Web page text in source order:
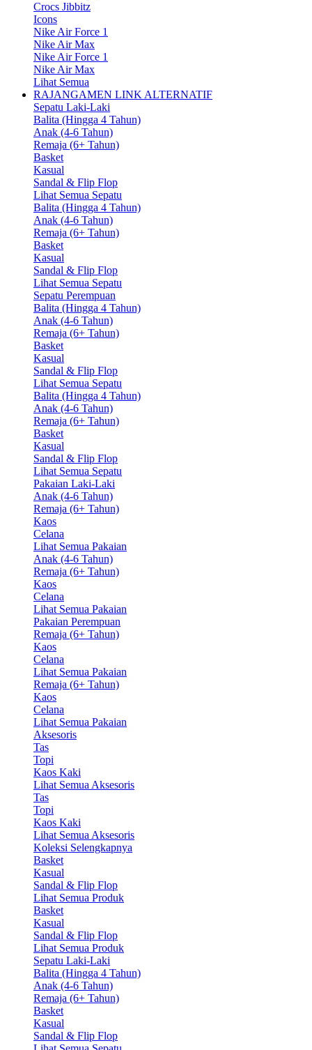
Crocs Jibbitz
Icons
Nike Air Force 1
Nike Air Max
Nike Air Force 1
Nike Air Max
Lihat Semua
RAJANGAMEN LINK ALTERNATIF
Sepatu Laki-Laki
Balita (Hingga 4 Tahun)
Anak (4-6 Tahun)
Remaja (6+ Tahun)
Basket
Kasual
Sandal & Flip Flop
Lihat Semua Sepatu
Balita (Hingga 4 Tahun)
Anak (4-6 Tahun)
Remaja (6+ Tahun)
Basket
Kasual
Sandal & Flip Flop
Lihat Semua Sepatu
Sepatu Perempuan
Balita (Hingga 4 Tahun)
Anak (4-6 Tahun)
Remaja (6+ Tahun)
Basket
Kasual
Sandal & Flip Flop
Lihat Semua Sepatu
Balita (Hingga 4 Tahun)
Anak (4-6 Tahun)
Remaja (6+ Tahun)
Basket
Kasual
Sandal & Flip Flop
Lihat Semua Sepatu
Pakaian Laki-Laki
Anak (4-6 Tahun)
Remaja (6+ Tahun)
Kaos
Celana
Lihat Semua Pakaian
Anak (4-6 Tahun)
Remaja (6+ Tahun)
Kaos
Celana
Lihat Semua Pakaian
Pakaian Perempuan
Remaja (6+ Tahun)
Kaos
Celana
Lihat Semua Pakaian
Remaja (6+ Tahun)
Kaos
Celana
Lihat Semua Pakaian
Aksesoris
Tas
Topi
Kaos Kaki
Lihat Semua Aksesoris
Tas
Topi
Kaos Kaki
Lihat Semua Aksesoris
Koleksi Selengkapnya
Basket
Kasual
Sandal & Flip Flop
Lihat Semua Produk
Basket
Kasual
Sandal & Flip Flop
Lihat Semua Produk
Sepatu Laki-Laki
Balita (Hingga 4 Tahun)
Anak (4-6 Tahun)
Remaja (6+ Tahun)
Basket
Kasual
Sandal & Flip Flop